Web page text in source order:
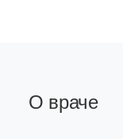
О враче